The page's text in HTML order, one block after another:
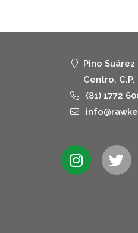
Pino
Centro,
(81) 1772